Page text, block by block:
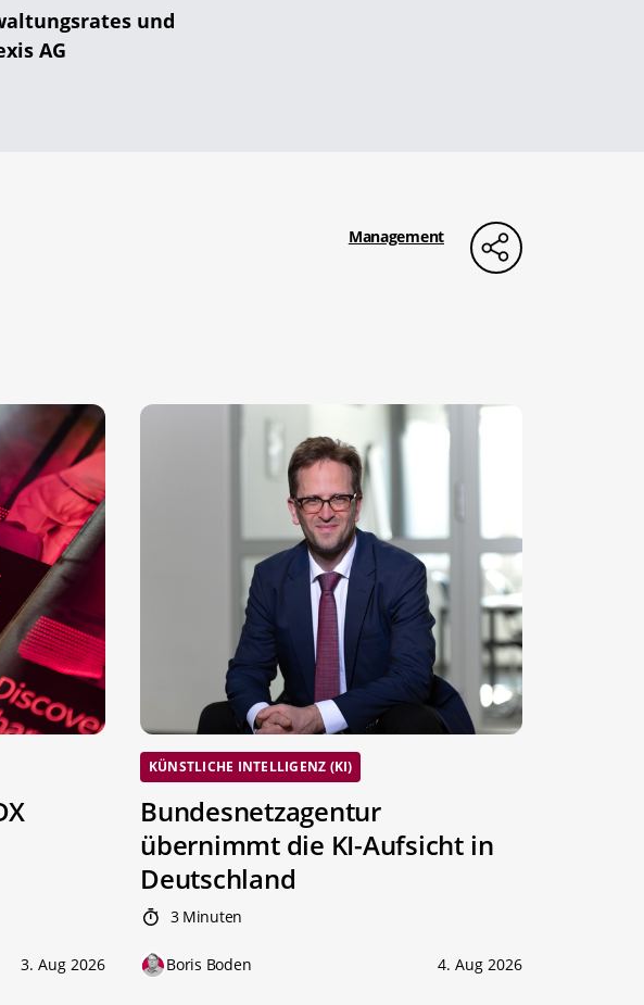
und
AG
Management
3. Aug 2026
KÜNSTLICHE INTELLIGENZ (KI)
Bundesnetzagentur
übernimmt die KI-Aufsicht in
Deutschland
3 Minuten
Boris Boden 4. Aug 2026